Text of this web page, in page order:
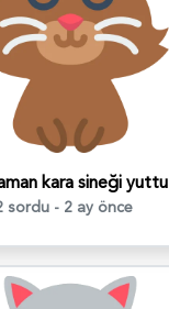
kara sineği yuttu
sordu - 2 ay önce